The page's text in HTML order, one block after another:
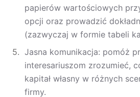
papierów wartościowych
opcji oraz prowadzić
(zazwyczaj w formie tabeli
Jasna komunikacja: pomóż
interesariuszom zrozumieć,
kapitał własny w różnych
firmy.